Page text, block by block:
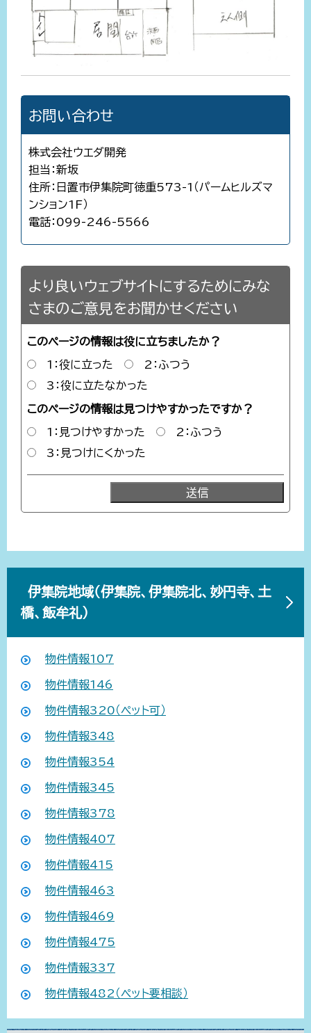
お問い合わせ
株式会社ウエダ開発
担当：新坂
住所：日置市伊集院町徳重573-1（パームヒルズマ
ンション1F）
電話：099-246-5566
より良いウェブサイトにするためにみな
さまのご意見をお聞かせください
このページの情報は役に立ちましたか？
1：役に立った
2：ふつう
3：役に立たなかった
このページの情報は見つけやすかったですか？
1：見つけやすかった
2：ふつう
3：見つけにくかった
伊集院地域（伊集院、伊集院北、妙円寺、土
橋、飯牟礼）
物件情報107
物件情報146
物件情報320（ペット可）
物件情報348
物件情報354
物件情報345
物件情報378
物件情報407
物件情報415
物件情報463
物件情報469
物件情報475
物件情報337
物件情報482（ペット要相談）